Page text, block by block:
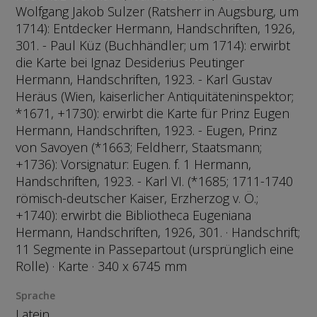
Wolfgang Jakob Sulzer (Ratsherr in Augsburg, um
1714): Entdecker Hermann, Handschriften, 1926,
301. - Paul Küz (Buchhändler; um 1714): erwirbt
die Karte bei Ignaz Desiderius Peutinger
Hermann, Handschriften, 1923. - Karl Gustav
Heräus (Wien, kaiserlicher Antiquitäteninspektor;
*1671, +1730): erwirbt die Karte für Prinz Eugen
Hermann, Handschriften, 1923. - Eugen, Prinz
von Savoyen (*1663; Feldherr, Staatsmann;
+1736): Vorsignatur: Eugen. f. 1 Hermann,
Handschriften, 1923. - Karl VI. (*1685; 1711-1740
römisch-deutscher Kaiser, Erzherzog v. Ö.;
+1740): erwirbt die Bibliotheca Eugeniana
Hermann, Handschriften, 1926, 301. · Handschrift;
11 Segmente in Passepartout (ursprünglich eine
Rolle) · Karte · 340 x 6745 mm
Sprache